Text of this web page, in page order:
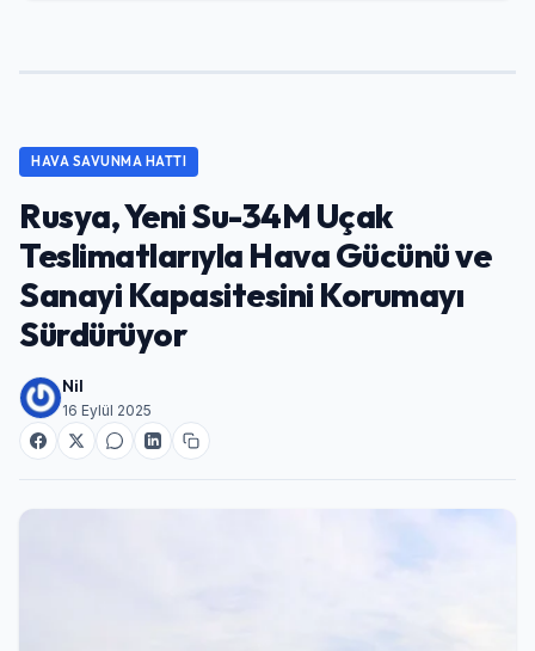
HAVA SAVUNMA HATTI
Rusya, Yeni Su-34M Uçak
Teslimatlarıyla Hava Gücünü ve
Sanayi Kapasitesini Korumayı
Sürdürüyor
Nil
16 Eylül 2025